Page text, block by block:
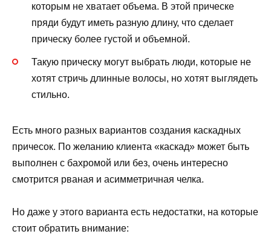
которым не хватает объема. В этой прическе
пряди будут иметь разную длину, что сделает
прическу более густой и объемной.
Такую прическу могут выбрать люди, которые не
хотят стричь длинные волосы, но хотят выглядеть
стильно.
Есть много разных вариантов создания каскадных
причесок. По желанию клиента «каскад» может быть
выполнен с бахромой или без, очень интересно
смотрится рваная и асимметричная челка.
Но даже у этого варианта есть недостатки, на которые
стоит обратить внимание: